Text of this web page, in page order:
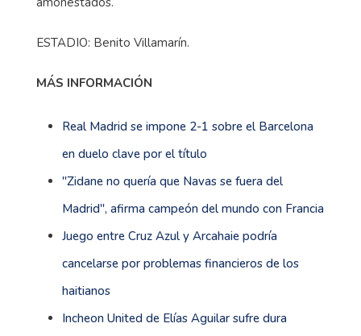
ESTADIO: Benito Villamarín.
MÁS INFORMACIÓN
Real Madrid se impone 2-1 sobre el Barcelona
en duelo clave por el título
''Zidane no quería que Navas se fuera del
Madrid'', afirma campeón del mundo con Francia
Juego entre Cruz Azul y Arcahaie podría
cancelarse por problemas financieros de los
haitianos
Incheon United de Elías Aguilar sufre dura